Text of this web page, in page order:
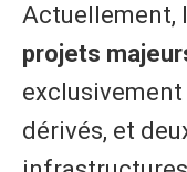
​Actuellement,
projets
exclusivement
dérivés, et